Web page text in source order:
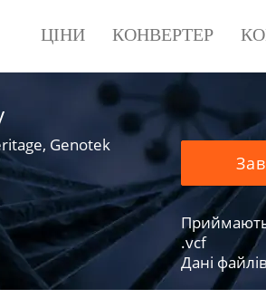
ЦІНИ КОНВЕРТЕР
Genotek
.vcf
Дані